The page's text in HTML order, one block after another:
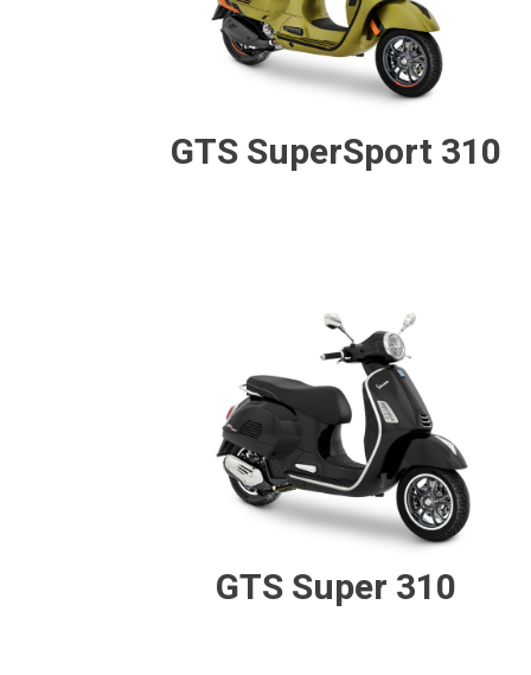
GTS SuperSport 310
GTS Super 310